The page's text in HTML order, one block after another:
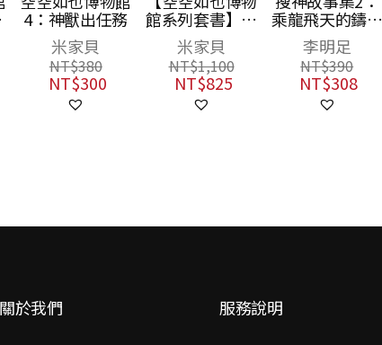
4：神獸出任務
米家貝
NT$380
NT$300
館系列套書】：
夢遊青銅夜宴／
尋找睡美人／決
戰玉靈幻境（共
3冊），附贈
「蚩尤限量簽名
米家貝
NT$1,100
NT$825
乘龍飛天的鑄劍
師
李明足
NT$390
NT$308
於我們 服務說明